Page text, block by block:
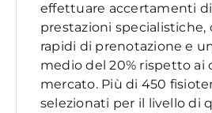
effettuare accertamenti
prestazioni
rapidi di prenotazione e
medio del 20% rispetto ai
mercato. Più di 450
selezionati per il livello di